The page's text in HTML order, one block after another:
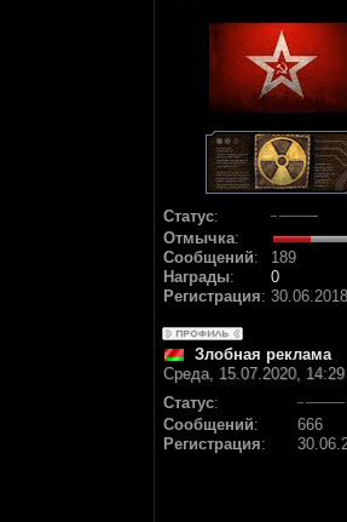
Статус:
Отмычка:
Сообщений:
189
Награды:
0
Регистрация: 30.06.2018
Злобная реклама
Среда, 15.07.2020, 14:29
Статус:
Сообщений:
666
Регистрация: